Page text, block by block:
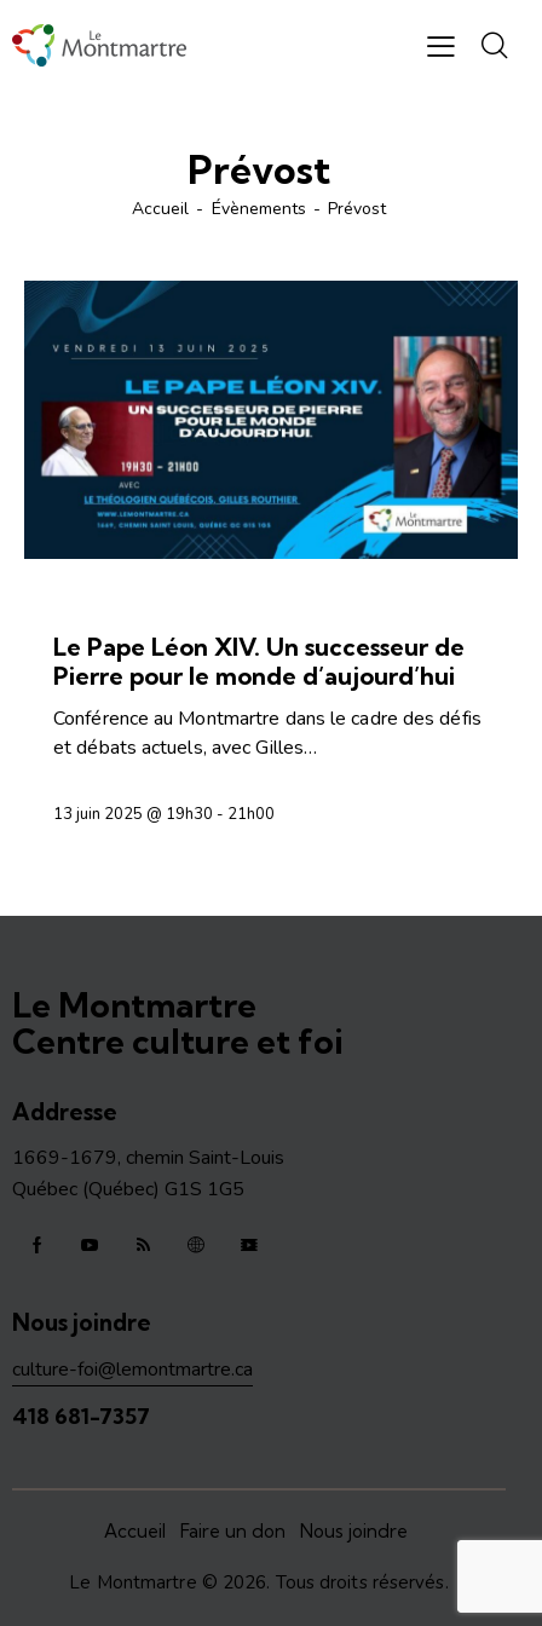
Prévost
Accueil Évènements Prévost
Le Pape Léon XIV. Un successeur de
Pierre pour le monde d’aujourd’hui
Conférence au Montmartre dans le cadre des défis
et débats actuels, avec Gilles…
13 juin 2025 @ 19h30 - 21h00
Le Montmartre
Centre culture et foi
Addresse
1669-1679, chemin Saint-Louis
Québec (Québec) G1S 1G5
Nous joindre
culture-foi@lemontmartre.ca
418 681-7357
Accueil Faire un don Nous joindre
Le Montmartre © 2026. Tous droits réservés.